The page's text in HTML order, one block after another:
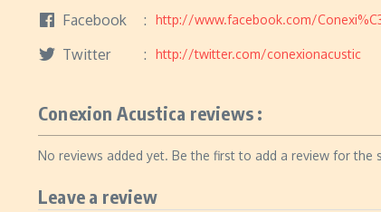
Facebook http://www.facebook.com/
Twitter http://twitter.com/conexionacustic
Conexion Acustica reviews :
No reviews added yet. Be the first to add a review for the
Leave a review